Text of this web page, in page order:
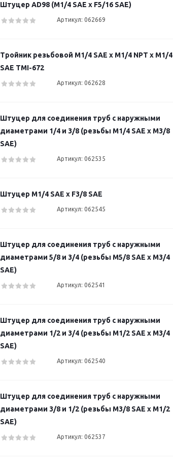
Штуцер AD98 (M1/4 SAE х F5/16 SAE)
Артикул: 062669
Тройник резьбовой M1/4 SAE x M1/4 NPT x M1/4
SAE TMI-672
Артикул: 062628
Штуцер для соединения труб с наружными
диаметрами 1/4 и 3/8 (резьбы M1/4 SAE х M3/8
SAE)
Артикул: 062535
Штуцер M1/4 SAE х F3/8 SAE
Артикул: 062545
Штуцер для соединения труб с наружными
диаметрами 5/8 и 3/4 (резьбы M5/8 SAE х M3/4
SAE)
Артикул: 062541
Штуцер для соединения труб с наружными
диаметрами 1/2 и 3/4 (резьбы M1/2 SAE х M3/4
SAE)
Артикул: 062540
Штуцер для соединения труб с наружными
диаметрами 3/8 и 1/2 (резьбы M3/8 SAE х M1/2
SAE)
Артикул: 062537